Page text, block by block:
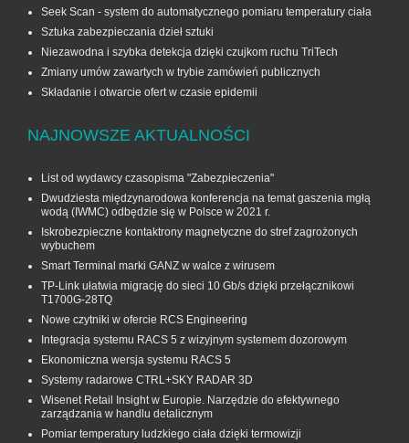
Seek Scan - system do automatycznego pomiaru temperatury ciała
Sztuka zabezpieczania dzieł sztuki
Niezawodna i szybka detekcja dzięki czujkom ruchu TriTech
Zmiany umów zawartych w trybie zamówień publicznych
Składanie i otwarcie ofert w czasie epidemii
NAJNOWSZE AKTUALNOŚCI
List od wydawcy czasopisma "Zabezpieczenia"
Dwudziesta międzynarodowa konferencja na temat gaszenia mgłą
wodą (IWMC) odbędzie się w Polsce w 2021 r.
Iskrobezpieczne kontaktrony magnetyczne do stref zagrożonych
wybuchem
Smart Terminal marki GANZ w walce z wirusem
TP-Link ułatwia migrację do sieci 10 Gb/s dzięki przełącznikowi
T1700G‑28TQ
Nowe czytniki w ofercie RCS Engineering
Integracja systemu RACS 5 z wizyjnym systemem dozorowym
Ekonomiczna wersja systemu RACS 5
Systemy radarowe CTRL+SKY RADAR 3D
Wisenet Retail Insight w Europie. Narzędzie do efektywnego
zarządzania w handlu detalicznym
Pomiar temperatury ludzkiego ciała dzięki termowizji